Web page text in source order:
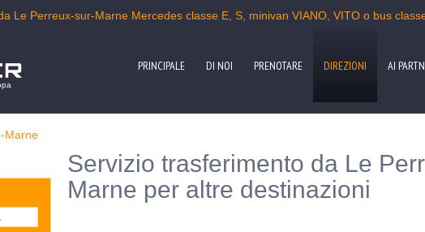
Le Perreux-sur-Marne Mercedes classe E, S, minivan VIANO, VITO o bus
PRINCIPALE DI NOI PRENOTARE DIREZIONI AI
Marne
Servizio trasferimento da Le
Marne per altre destinazioni